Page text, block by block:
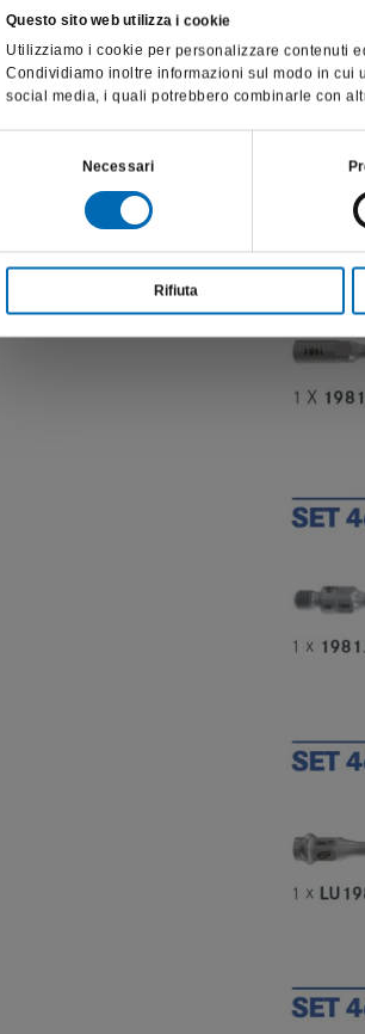
Questo sito web utilizza i cookie
Utilizziamo i cookie per personalizzare contenuti
Condividiamo inoltre informazioni sul modo in cui
social media, i quali potrebbero combinarle con
Necessari
Rifiuta
del